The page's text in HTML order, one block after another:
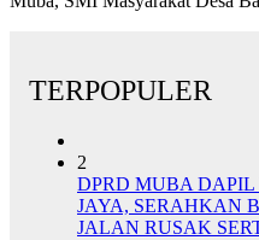
TERPOPULER
2
DPRD MUBA
JAYA, SERAHKAN
JALAN RUSAK